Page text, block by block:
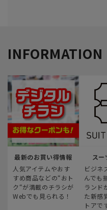
INFORMATION
最新のお買い得情報
人気アイテムやおす
すめ商品などの“おト
ク“が満載のチラシが
Webでも見られる！
スー
ビジネ
んでも
ランド
た新感
トアで